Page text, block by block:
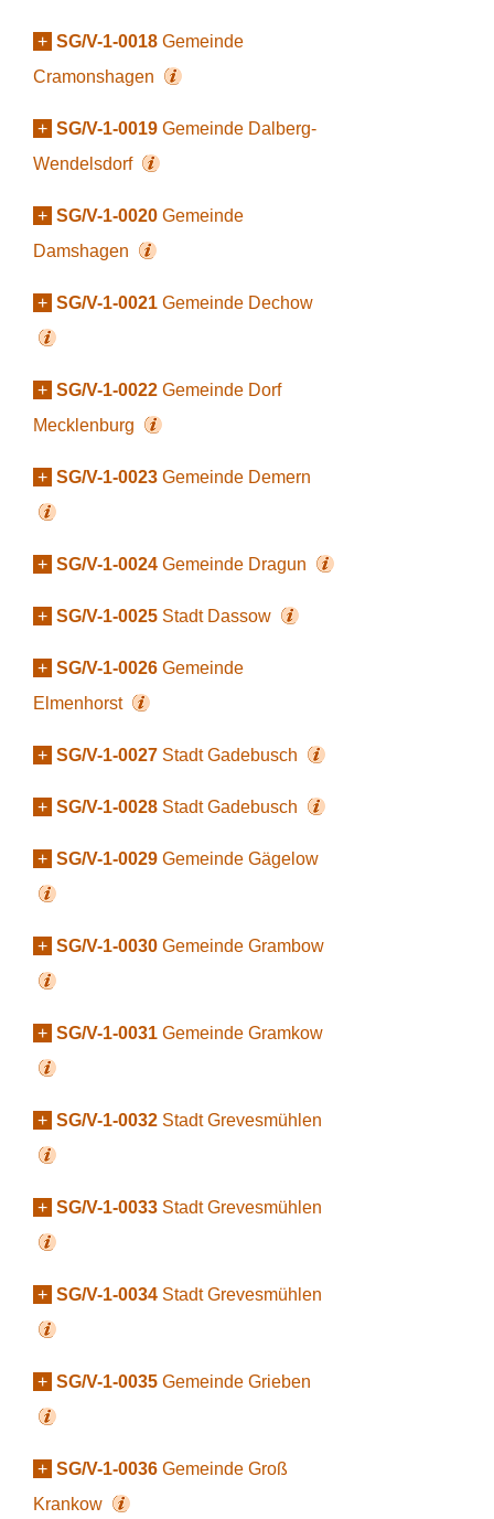
+ SG/V-1-0018 Gemeinde
Cramonshagen
+ SG/V-1-0019 Gemeinde Dalberg-
Wendelsdorf
+ SG/V-1-0020 Gemeinde
Damshagen
+ SG/V-1-0021 Gemeinde Dechow
+ SG/V-1-0022 Gemeinde Dorf
Mecklenburg
+ SG/V-1-0023 Gemeinde Demern
+ SG/V-1-0024 Gemeinde Dragun
+ SG/V-1-0025 Stadt Dassow
+ SG/V-1-0026 Gemeinde
Elmenhorst
+ SG/V-1-0027 Stadt Gadebusch
+ SG/V-1-0028 Stadt Gadebusch
+ SG/V-1-0029 Gemeinde Gägelow
+ SG/V-1-0030 Gemeinde Grambow
+ SG/V-1-0031 Gemeinde Gramkow
+ SG/V-1-0032 Stadt Grevesmühlen
+ SG/V-1-0033 Stadt Grevesmühlen
+ SG/V-1-0034 Stadt Grevesmühlen
+ SG/V-1-0035 Gemeinde Grieben
+ SG/V-1-0036 Gemeinde Groß
Krankow